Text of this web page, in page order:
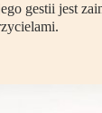
gestii jest